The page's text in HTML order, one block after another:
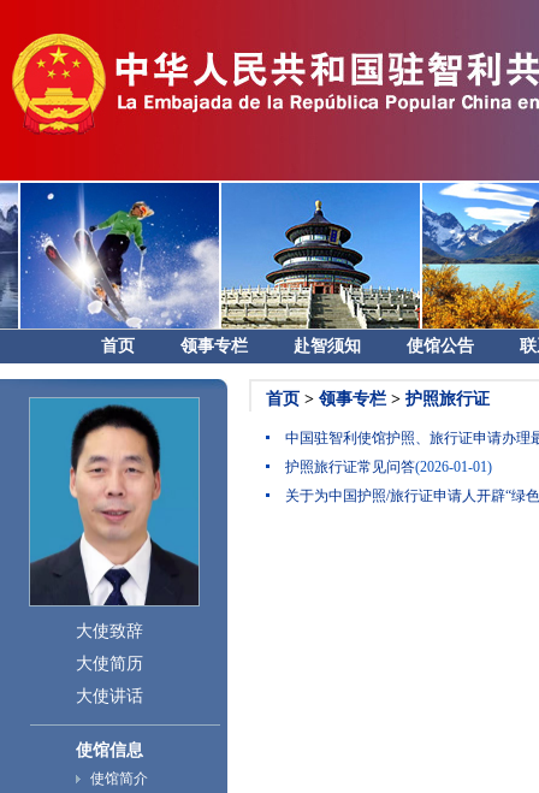
首页 领事专栏 赴智须知 使馆公告
大使致辞
大使简历
大使讲话
使馆信息
使馆简介
首页 > 领事专栏 > 护照旅行证
中国驻智利使馆护照、旅行证申请办理
护照旅行证常见问答(2026-01-01)
关于为中国护照/旅行证申请人开辟“绿